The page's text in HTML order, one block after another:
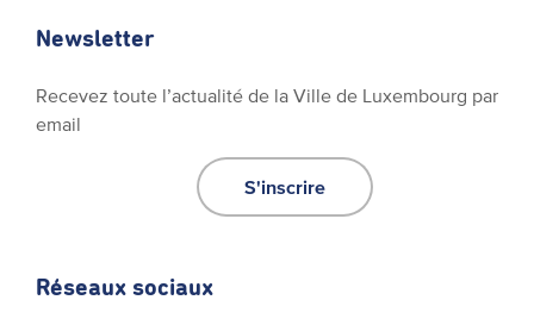
Newsletter
Recevez toute l’actualité de la Ville de Luxembourg par
email
S'inscrire
Réseaux sociaux